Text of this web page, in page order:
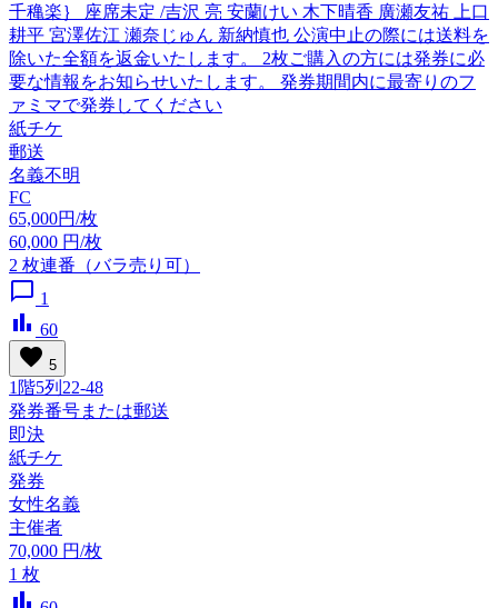
千穐楽｝ 座席未定 /吉沢 亮 安蘭けい 木下晴香 廣瀬友祐 上口
耕平 宮澤佐江 瀬奈じゅん 新納慎也 公演中止の際には送料を
除いた全額を返金いたします。 2枚ご購入の方には発券に必
要な情報をお知らせいたします。 発券期間内に最寄りのフ
ァミマで発券してください
紙チケ
郵送
名義不明
FC
65,000円/枚
60,000 円/枚
2 枚連番（バラ売り可）
chat_bubble_outline 1
bar_chart 60
favorite 5
1階5列22-48
発券番号または郵送
即決
紙チケ
発券
女性名義
主催者
70,000 円/枚
1 枚
bar_chart